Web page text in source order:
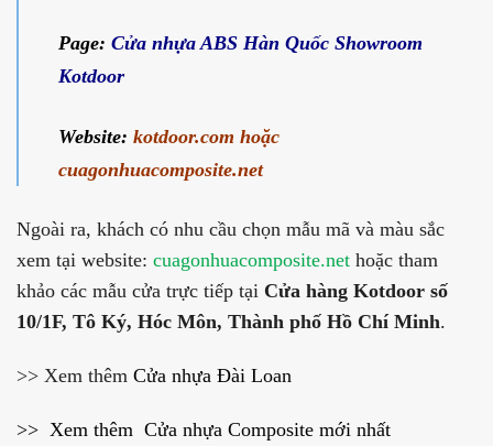
Page: Cửa nhựa ABS Hàn Quốc Showroom
Kotdoor
Website: kotdoor.com hoặc
cuagonhuacomposite.net
Ngoài ra, khách có nhu cầu chọn mẫu mã và màu sắc
xem tại website: cuagonhuacomposite.net hoặc tham
khảo các mẫu cửa trực tiếp tại Cửa hàng Kotdoor số
10/1F, Tô Ký, Hóc Môn, Thành phố Hồ Chí Minh.
>> Xem thêm Cửa nhựa Đài Loan
>> Xem thêm Cửa nhựa Composite mới nhất